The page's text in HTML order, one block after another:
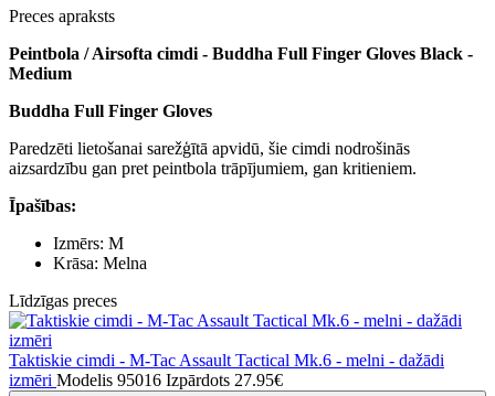
Preces apraksts
Peintbola / Airsofta cimdi - Buddha Full Finger Gloves Black -
Medium
Buddha Full Finger Gloves
Paredzēti lietošanai sarežģītā apvidū, šie cimdi nodrošinās
aizsardzību gan pret peintbola trāpījumiem, gan kritieniem.
Īpašības:
Izmērs: M
Krāsa: Melna
Līdzīgas preces
Taktiskie cimdi - M-Tac Assault Tactical Mk.6 - melni - dažādi
izmēri Modelis 95016 Izpārdots 27.95€